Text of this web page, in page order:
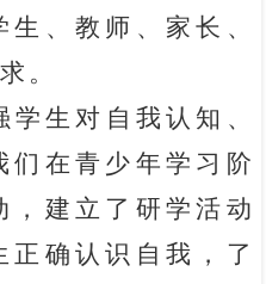
、教师、家长、
。
生对自我认知、
们在青少年学习阶
，建立了研学活动
确认识自我，了